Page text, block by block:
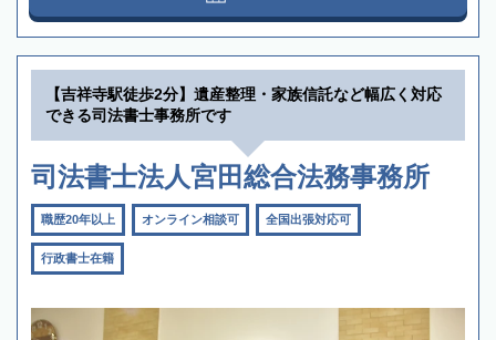
【吉祥寺駅徒歩2分】遺産整理・家族信託など幅広く対応
できる司法書士事務所です
司法書士法人宮田総合法務事務所
職歴20年以上 オンライン相談可 全国出張対応可
行政書士在籍